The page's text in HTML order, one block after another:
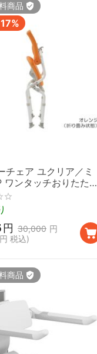
商品
17%
チェア ユクリア／ミ
ワンタッチおりたたみ
ジ
30,000 円
円
円 税込)
商品